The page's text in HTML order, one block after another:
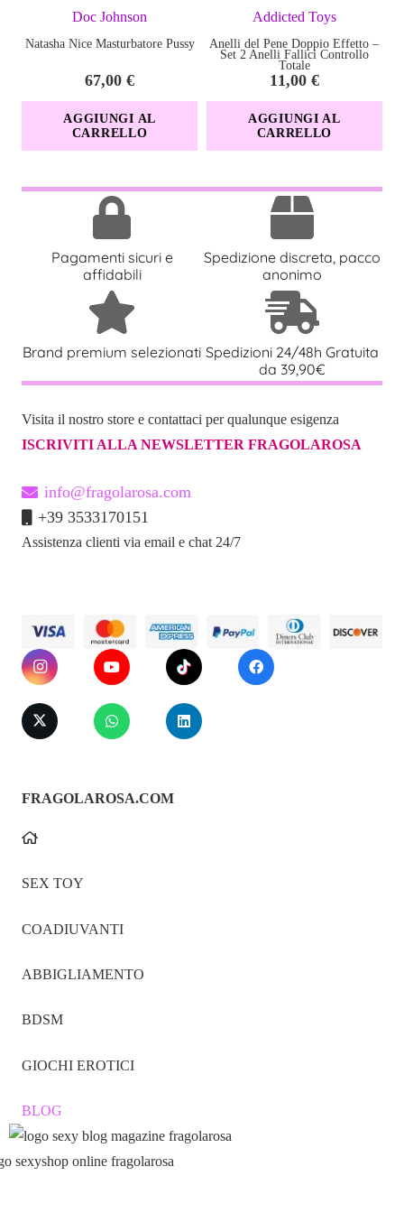
Caratteristiche del
Reggiseno Sensuale
Belovya
✔Taglia M/L– Ideale per un look perfetto e confortevole.
Design raffinato e femminile.
Coppe con ferretto
– Effetto modellante per un décolleté
mozzafiato.
Decorazione centrale luminosa
– Un tocco sofisticato e
✔Fascia leggermente allungata– Per un effetto armonioso
tutto il giorno.
Scopri il fascino del Reggiseno
Sensuale Belovya – Acquistalo
ora!
Doc Johnson
Natasha Nice Masturbatore Pussy
67,00€
AGGIUNGI AL
CARRELLO
Addicted Toys
Anelli del Pene Doppio Effetto –
Set 2 Anelli Fallici Controllo
Totale
11,00 €
AGGIUNGI AL
CARRELLO
Pagamenti sicuri e
affidabili
Spedizione discreta, pacco
anonimo
Brand premium selezionati Spedizioni 24/48h Gratuita
da 39,90€
Visita il nostro store e contattaci per qualunque esigenza
ISCRIVITI ALLA NEWSLETTER FRAGOLAROSA
info@fragolarosa.com
+39 3533170151
Assistenza clienti via email e chat 24/7
FRAGOLAROSA.COM
SEX TOY
COADIUVANTI
ABBIGLIAMENTO
BDSM
GIOCHI EROTICI
BLOG